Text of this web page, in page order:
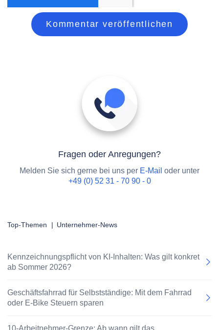
Fragen oder Anregungen?
Melden Sie sich gerne bei uns per E-Mail oder unter
+49 (0) 52 31 - 70 90 - 0
Top-Themen | Unternehmer-News
Kennzeichnungspflicht von KI-Inhalten: Was gilt konkret
ab Sommer 2026?
Geschäftsfahrrad für Selbstständige: Mit dem Fahrrad
oder E-Bike Steuern sparen